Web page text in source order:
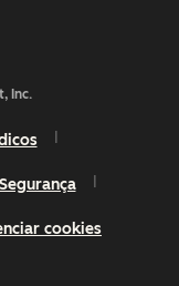
Inc.
Segurança
cookies